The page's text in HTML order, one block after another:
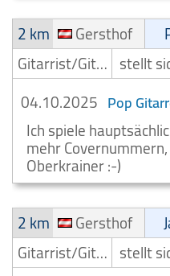
2 km
Gersthof
Gitarrist/Gitarrenspieler stellt
04.10.2025 Pop
Ich spiele
mehr
Oberkrainer :-)
2 km
Gersthof
Gitarrist/Gitarrenspieler stellt